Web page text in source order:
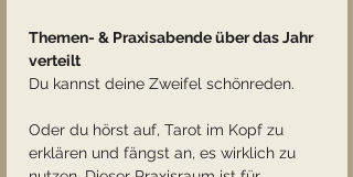
Themen- & Praxisabende über das Jahr
verteilt
Du kannst deine Zweifel schönreden.
Oder du hörst auf, Tarot im Kopf zu
erklären und fängst an, es wirklich zu